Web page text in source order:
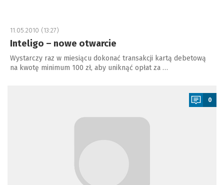
11.05.2010 (13:27)
Inteligo – nowe otwarcie
Wystarczy raz w miesiącu dokonać transakcji kartą debetową
na kwotę minimum 100 zł, aby uniknąć opłat za …
0